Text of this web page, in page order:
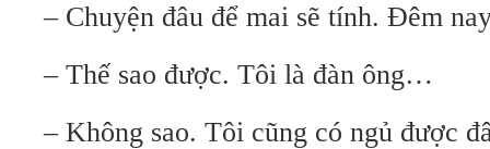
– Chuyện đâu để mai sẽ tính. Đêm
– Thế sao được. Tôi là đàn ông…
– Không sao. Tôi cũng có ngủ được